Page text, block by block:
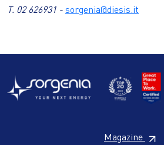
T. 02 626931 - sorgenia@diesis.it
Magazine